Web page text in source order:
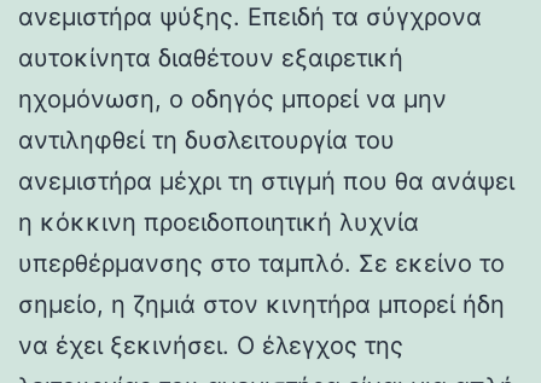
ανεμιστήρα ψύξης. Επειδή τα σύγχρονα
αυτοκίνητα διαθέτουν εξαιρετική
ηχομόνωση, ο οδηγός μπορεί να μην
αντιληφθεί τη δυσλειτουργία του
ανεμιστήρα μέχρι τη στιγμή που θα ανάψει
η κόκκινη προειδοποιητική λυχνία
υπερθέρμανσης στο ταμπλό. Σε εκείνο το
σημείο, η ζημιά στον κινητήρα μπορεί ήδη
να έχει ξεκινήσει. Ο έλεγχος της